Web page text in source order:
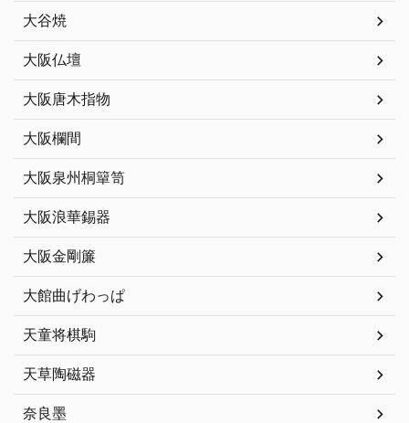
大谷焼
大阪仏壇
大阪唐木指物
大阪欄間
大阪泉州桐簞笥
大阪浪華錫器
大阪金剛簾
大館曲げわっぱ
天童将棋駒
天草陶磁器
奈良墨